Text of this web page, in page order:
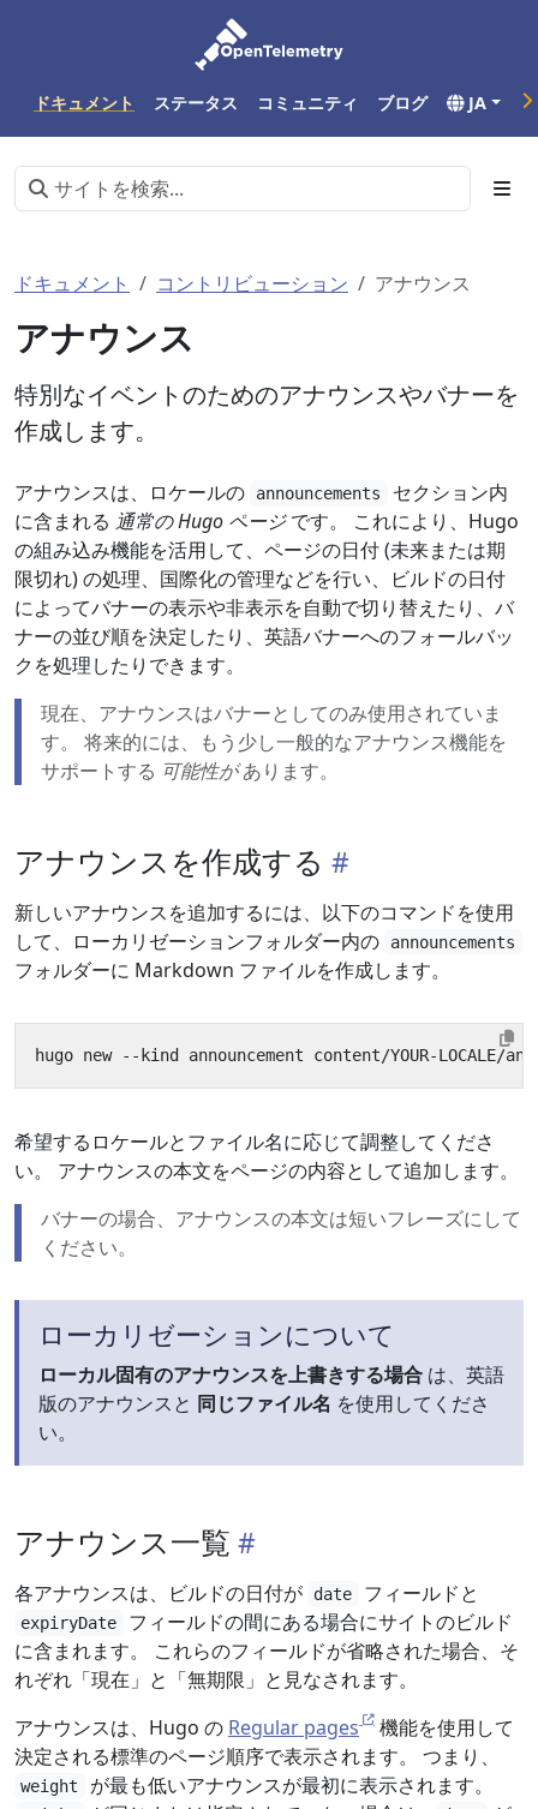
ドキュメント ステータス コミュニティ ブログ JA
ドキュメント コントリビューション アナウンス
アナウンス
特別なイベントのためのアナウンスやバナーを
作成します。
アナウンスは、ロケールの announcements
セクション内
に含まれる 通常の Hugo ページです。 これにより、Hugo
の組み込み機能を活用して、ページの日付 (未来または期
限切れ) の処理、国際化の管理などを行い、ビルドの日付
によってバナーの表示や非表示を自動で切り替えたり、バ
ナーの並び順を決定したり、英語バナーへのフォールバッ
クを処理したりできます。
現在、アナウンスはバナーとしてのみ使用されていま
す。 将来的には、もう少し一般的なアナウンス機能を
サポートする 可能性があります。
アナウンスを作成する
新しいアナウンスを追加するには、以下のコマンドを使用
して、ローカリゼーションフォルダー内の
announcements
フォルダーに Markdown ファイルを作成します。
希望するロケールとファイル名に応じて調整してくださ
い。 アナウンスの本文をページの内容として追加します。
バナーの場合、アナウンスの本文は短いフレーズにして
ください。
ローカリゼーションについて
ローカル固有のアナウンスを上書きする場合 は、英語
版のアナウンスと 同じファイル名 を使用してくださ
い。
アナウンス一覧
各アナウンスは、ビルドの日付が date フィールドと
expiryDate
フィールドの間にある場合にサイトのビルド
に含まれます。 これらのフィールドが省略された場合、そ
れぞれ「現在」と「無期限」と見なされます。
アナウンスは、Hugo の Regular pages
機能を使用して
決定される標準のページ順序で表示されます。 つまり、
weight が最も低いアナウンスが最初に表示されます。